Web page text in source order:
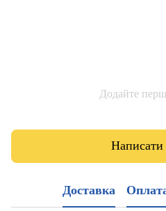
Додайте
Написати
Доставка